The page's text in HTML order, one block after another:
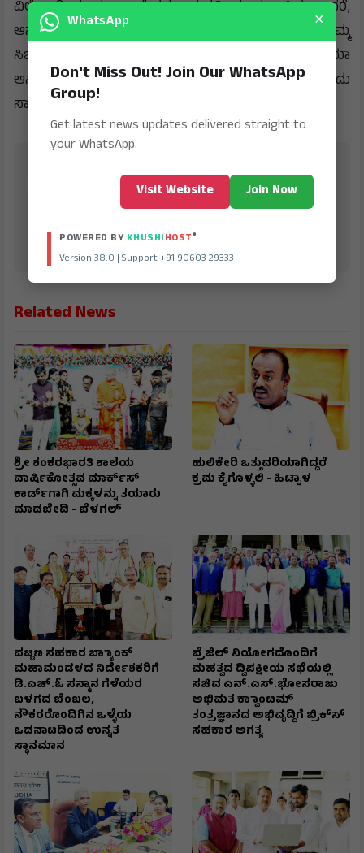
ವಿಲೇವಾರಿ ಮಾಡಲು ಅನೇಕಸಲ ಮನವಿ ಮಾಡಲಾಯಿತು. ಆದರೆ,
ಆಸ್ಪತ್ರೆೆಗಳ ಸಿಬ್ಬಂದಿಗಳು ನಿರ್ಲಕ್ಷ್ಯವಹಿಸಿದರು. ಕಾರಣ, ನಮ್ಮ
ಸಿಬ್ಬಂದಿಗಳು ಕಸವನ್ನು - ಮೆಡಿಕಲ್ ವೇಸ್‌ಟ್‌ ಅನ್ನು ಆಯಾ
ಆಸ್ಪತ್ರೆೆಗಳ ಮುಂದೆ ಹಾಕಿ, ತಮ್ಮ ಸಿಟ್ಟನ್ನು ತೋರಿಸಿರುವುದು
ಸ್ವಾಾಗತಾರ್ಹ ಎಂದರು.
is Digital Online Newspaper, Publishing Platform
From INDIA. Karnataka, National & International,
Education, Sports, Science, Current Affairs. Latest
Breaking News From India & Around the World.
Related News
ಶ್ರೀ ಶಂಕರಭಾರತಿ ಶಾಲೆಯ
ವಾರ್ಷಿಕೋತ್ಸವ ಮಾರ್ಕ್‌ಸ್‌
ಕಾರ್ಡ್‌ಗಾಗಿ ಮಕ್ಕಳನ್ನು ತಯಾರು
ಮಾಡಬೇಡಿ - ಬೆಳಗಲ್
ಹುಲಿಕೇರಿ ಒತ್ತುವರಿಯಾಗಿದ್ದರೆ
ಕ್ರಮ ಕೈಗೊಳ್ಳಲಿ - ಹಿಟ್ನಾಳ
ಪಟ್ಟಣ ಸಹಕಾರ ಬ್ಯಾಾಂಕ್
ಮಹಾಮಂಡಳದ ನಿರ್ದೇಶಕರಿಗೆ
ಡಿ.ಎಚ್.ಓ ಸನ್ಮಾನ ಗೆಳೆಯರ
ಬಳಗದ ಬೆಂಬಲ,
ನೌಕರರೊಂದಿಗಿನ ಒಳ್ಳೆಯ
ಒಡನಾಟದಿಂದ ಉನ್ನತ
ಸ್ಥಾನಮಾನ
ಬ್ರೆಜಿಲ್ ನಿಯೋಗದೊಂದಿಗೆ
ಮಹತ್ವದ ದ್ವಿಪಕ್ಷೀಯ ಸಭೆಯಲ್ಲಿ
ಸಚಿವ ಎನ್.ಎಸ್.ಭೋಸರಾಜು
ಅಭಿಮತ ಕ್ವಾಾಂಟಮ್
ತಂತ್ರಜ್ಞಾನದ ಅಭಿವೃದ್ದಿಗೆ ಬ್ರಿಕ್‌ಸ್‌
ಸಹಕಾರ ಅಗತ್ಯ
WhatsApp ×
Don't Miss Out! Join Our WhatsApp
Group!
Get latest news updates delivered straight to
your WhatsApp.
Visit Website Join Now
POWERED BY KHUSHIHOST®
Version 38.0 | Support +91 90603 29333